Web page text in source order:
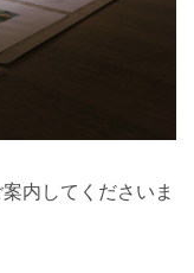
内してくださいま